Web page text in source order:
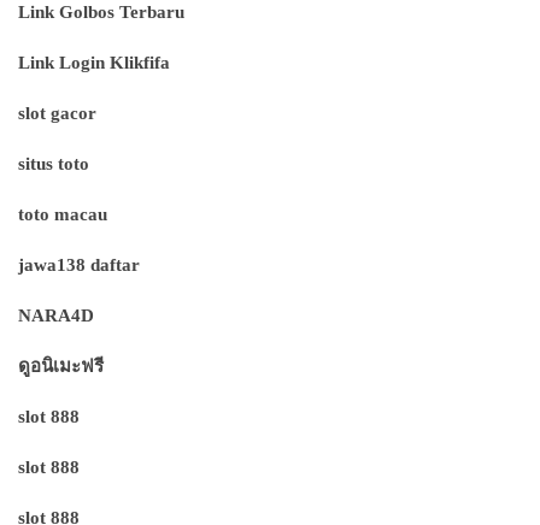
Link Golbos Terbaru
Link Login Klikfifa
slot gacor
situs toto
toto macau
jawa138 daftar
NARA4D
ดูอนิเมะฟรี
slot 888
slot 888
slot 888